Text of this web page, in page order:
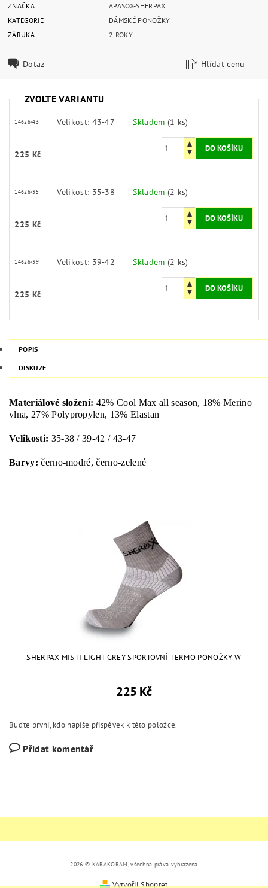
ZNAČKA
APASOX-SHERPAX
KATEGORIE
DÁMSKÉ PONOŽKY
ZÁRUKA
2 ROKY
Dotaz Hlídat cenu
ZVOLTE VARIANTU
14626/43 Velikost: 43-47 Skladem (1 ks)
225 Kč
14626/35 Velikost: 35-38 Skladem (2 ks)
225 Kč
14626/39 Velikost: 39-42 Skladem (2 ks)
225 Kč
POPIS
DISKUZE
Materiálové složení: 42% Cool Max all season, 18% Merino
vlna, 27% Polypropylen, 13% Elastan
Velikosti: 35-38 / 39-42 / 43-47
Barvy: černo-modré, černo-zelené
SHERPAX MISTI LIGHT GREY SPORTOVNÍ TERMO PONOŽKY W
225 Kč
Buďte první, kdo napíše příspěvek k této položce.
Přidat komentář
2026 © KARAKORAM, všechna práva vyhrazena
Vytvořil Shoptet